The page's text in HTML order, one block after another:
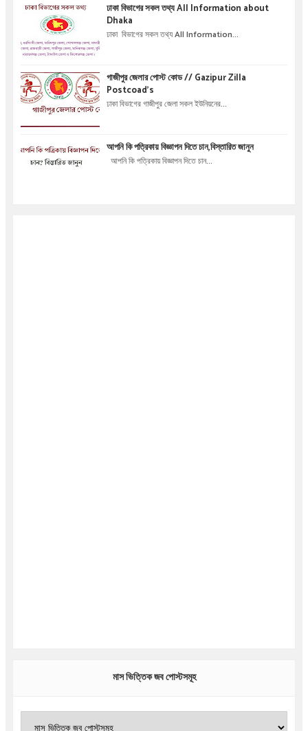
ঢাকা বিভাগের সকল তথ্য All Information about
Dhaka
ঢাকা বিভাগের সকল তথ্য All Information...
গাজীপুর জেলার পোস্ট কোড // Gazipur Zilla
Postcoad's
ঢাকা বিভাগের গাজীপুর জেলা সকল ইউনিয়নের...
আপনি কি পত্রিকায় বিজ্ঞাপন দিতে চান,বিস্তারিত জানুন
আপনি কি পত্রিকায় বিজ্ঞাপন দিতে চান...
মাস ভিত্তিক জব পোস্টসমূহ